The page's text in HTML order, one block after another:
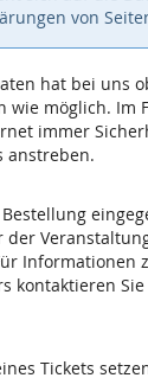
von
hat bei uns
wie möglich.
immer
anstreben.
der
Informationen
kontaktieren
Tickets